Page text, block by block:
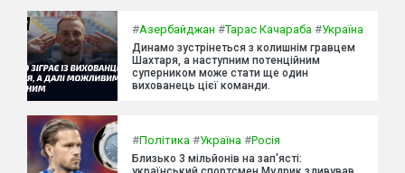
#Азербайджан #Тарас Качараба #Україна
Динамо зустрінеться з колишнім гравцем
Шахтаря, а наступним потенційним
суперником може стати ще один
вихованець цієї команди.
#Політика #Україна #Росія
Близько 3 мільйонів на зап'ясті: